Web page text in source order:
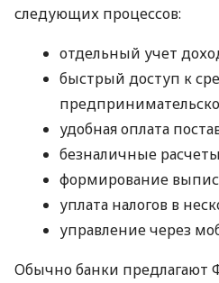
следующих процессов:
отдельный учет
быстрый доступ к
удобная оплата
безналичные
формирование
уплата налогов в
управление через
Обычно банки